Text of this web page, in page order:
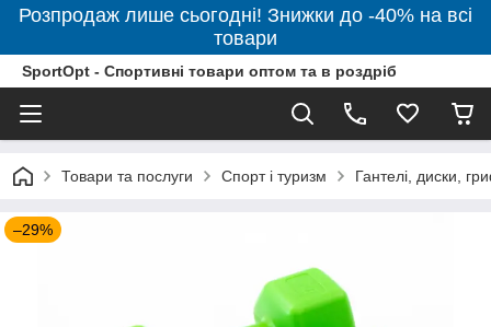
Розпродаж лише сьогодні! Знижки до -40% на всі
товари
SportOpt - Спортивні товари оптом та в роздріб
Товари та послуги Спорт і туризм Гантелі, диски,
–29%